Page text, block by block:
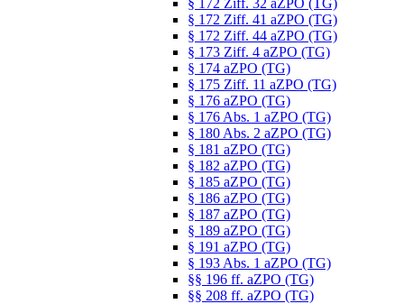
§ 172 Ziff. 32 aZPO (TG)
§ 172 Ziff. 41 aZPO (TG)
§ 172 Ziff. 44 aZPO (TG)
§ 173 Ziff. 4 aZPO (TG)
§ 174 aZPO (TG)
§ 175 Ziff. 11 aZPO (TG)
§ 176 aZPO (TG)
§ 176 Abs. 1 aZPO (TG)
§ 180 Abs. 2 aZPO (TG)
§ 181 aZPO (TG)
§ 182 aZPO (TG)
§ 185 aZPO (TG)
§ 186 aZPO (TG)
§ 187 aZPO (TG)
§ 189 aZPO (TG)
§ 191 aZPO (TG)
§ 193 Abs. 1 aZPO (TG)
§§ 196 ff. aZPO (TG)
§§ 208 ff. aZPO (TG)